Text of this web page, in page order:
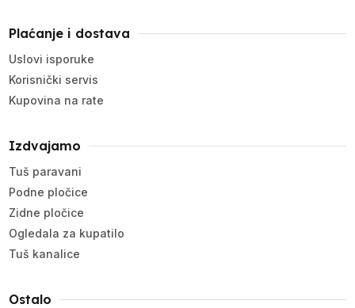
Plaćanje i dostava
Uslovi isporuke
Korisnički servis
Kupovina na rate
Izdvajamo
Tuš paravani
Podne pločice
Zidne pločice
Ogledala za kupatilo
Tuš kanalice
Ostalo